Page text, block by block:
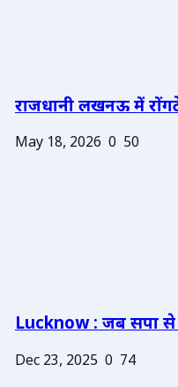
राजधानी लखनऊ में
May 18, 2026 0 50
Lucknow : जब सपा से
Dec 23, 2025 0 74